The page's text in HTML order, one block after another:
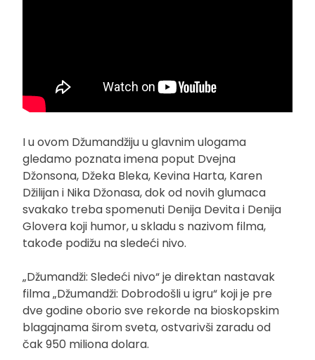
I u ovom Džumandžiju u glavnim ulogama
gledamo poznata imena poput Dvejna
Džonsona, Džeka Bleka, Kevina Harta, Karen
Džilijan i Nika Džonasa, dok od novih glumaca
svakako treba spomenuti Denija Devita i Denija
Glovera koji humor, u skladu s nazivom filma,
takođe podižu na sledeći nivo.
„Džumandži: Sledeći nivo“ je direktan nastavak
filma „Džumandži: Dobrodošli u igru“ koji je pre
dve godine oborio sve rekorde na bioskopskim
blagajnama širom sveta, ostvarivši zaradu od
čak 950 miliona dolara.